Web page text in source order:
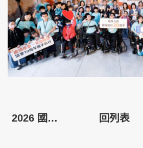
2026 國際龐貝氏症日醫療講座 圓滿落幕✨ 回列表